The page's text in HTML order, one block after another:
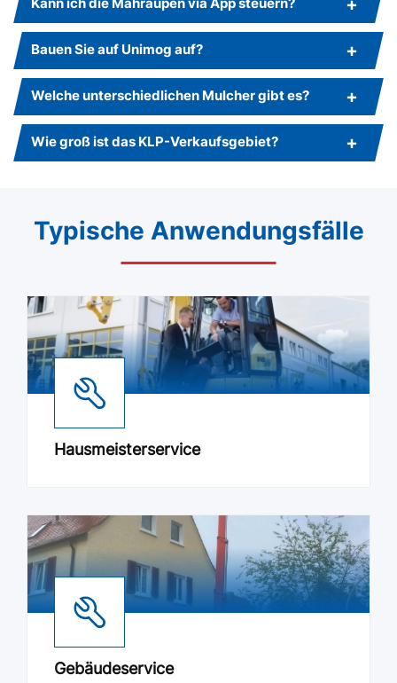
Bauen Sie auf Unimog auf?
Welche unterschiedlichen Mulcher gibt es?
Wie groß ist das KLP-Verkaufsgebiet?
Typische Anwendungsfälle
Hausmeisterservice
Gebäudeservice